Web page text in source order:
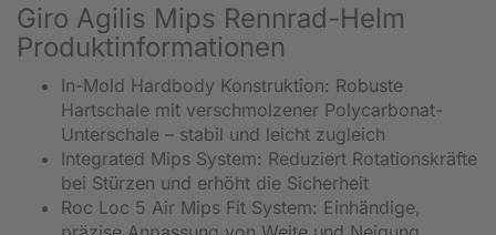
Giro Agilis Mips Rennrad-Helm
Produktinformationen
In-Mold Hardbody Konstruktion: Robuste
Hartschale mit verschmolzener Polycarbonat-
Unterschale – stabil und leicht zugleich
Integrated Mips System: Reduziert Rotationskräfte
bei Stürzen und erhöht die Sicherheit
Roc Loc 5 Air Mips Fit System: Einhändige,